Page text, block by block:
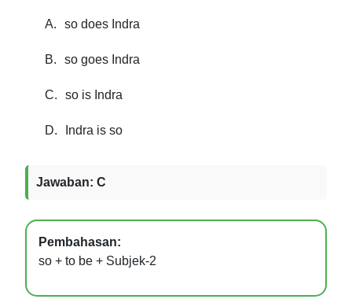
A. so does Indra
B. so goes Indra
C. so is Indra
D. Indra is so
Jawaban: C
Pembahasan:
so + to be + Subjek-2